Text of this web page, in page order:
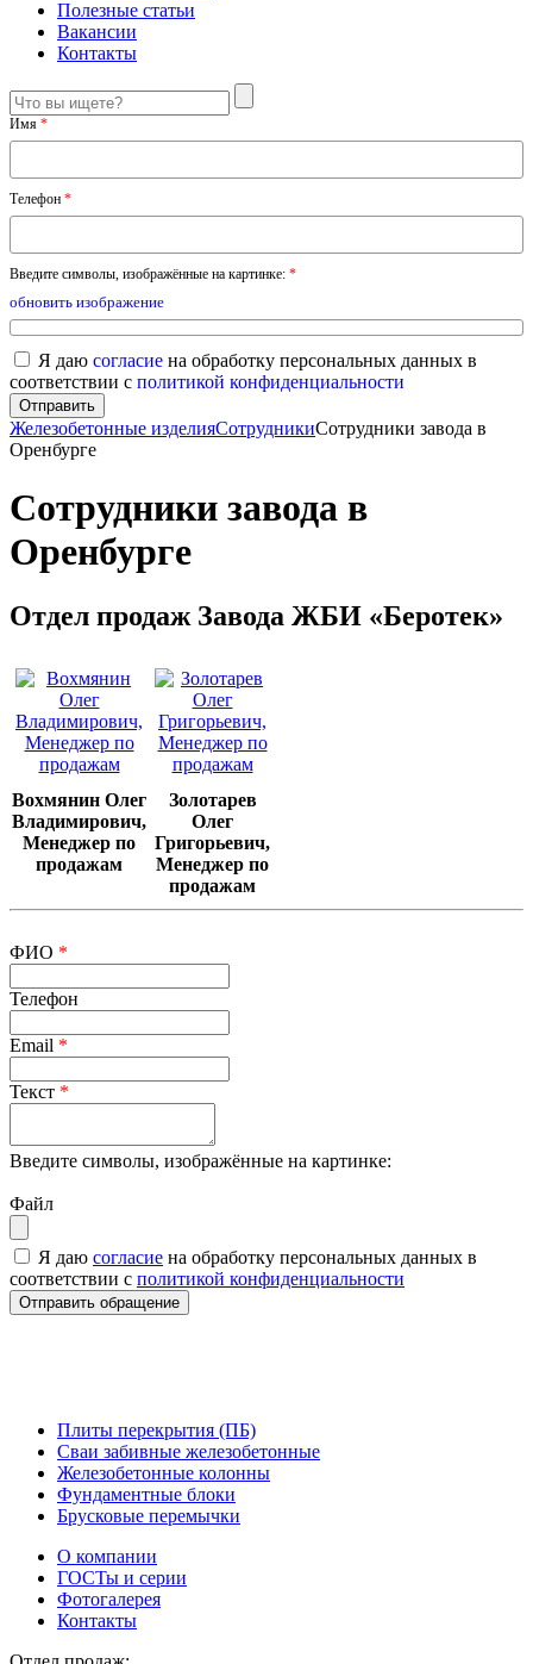
Полезные статьи
Вакансии
Контакты
Имя *
Телефон *
Введите символы, изображённые на картинке: *
обновить изображение
Я даю согласие на обработку персональных данных в
соответствии с политикой конфиденциальности
Железобетонные изделияСотрудникиСотрудники завода в
Оренбурге
Сотрудники завода в
Оренбурге
Отдел продаж Завода ЖБИ «Беротек»
Вохмянин Олег
Владимирович,
Менеджер по
продажам
Золотарев
Олег
Григорьевич,
Менеджер по
продажам
ФИО *
Телефон
Email *
Текст *
Введите символы, изображённые на картинке:
Файл
Я даю согласие на обработку персональных данных в
соответствии с политикой конфиденциальности
Плиты перекрытия (ПБ)
Сваи забивные железобетонные
Железобетонные колонны
Фундаментные блоки
Брусковые перемычки
О компании
ГОСТы и серии
Фотогалерея
Контакты